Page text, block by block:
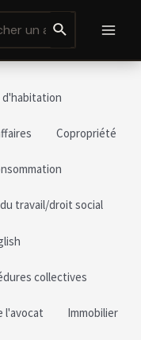
d'habitation
Copropriété
travail/droit social
collectives
l'avocat Immobilier